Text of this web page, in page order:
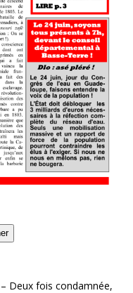
Deux fois condamnée,